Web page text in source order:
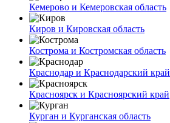
Кемерово и Кемеровская область
Киров и Кировская область
Кострома и Костромская область
Краснодар и Краснодарский край
Красноярск и Красноярский край
Курган и Курганская область